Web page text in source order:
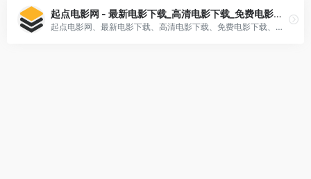
起点电影网 - 最新电影下载_高清电影下载_免费电影下载_迅雷电影下载
起点电影网、最新电影下载、高清电影下载、免费电影下载、迅雷电影下载、起点电影网分享最新最好看的电影，最新电影、经典电影、动漫、电视剧等免费高清电影下载资源、最新电影下载、免费电影下载！最好的迅雷电影下载站，影迷的起点